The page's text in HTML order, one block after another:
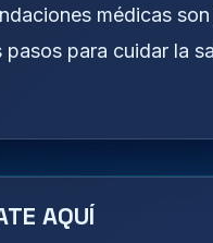
médicas
pasos para cuidar la
AQUÍ